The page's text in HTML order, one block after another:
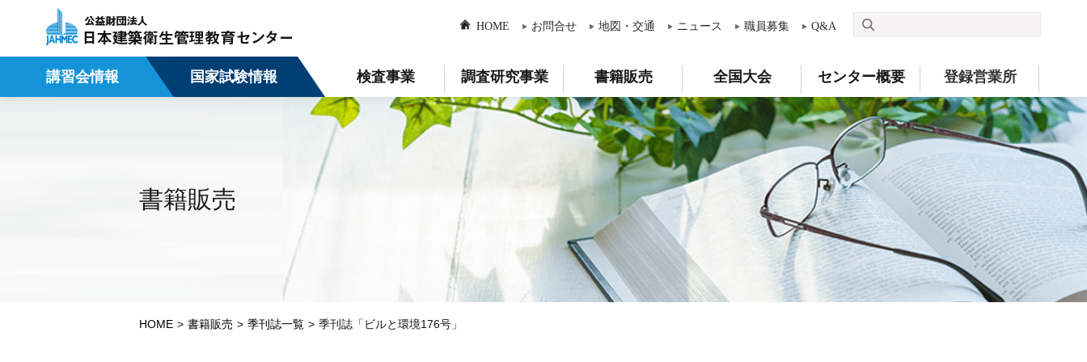
HOME お問合せ 地図・交通 ニュース 職員募集 Q&A
講習会情報 国家試験情報 検査事業 調査研究事業 書籍販売 全国大会 センター概要 登録営業所
書籍販売
HOME 書籍販売 季刊誌一覧 季刊誌「ビルと環境176号」